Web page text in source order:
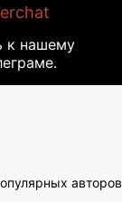
к нашему
авторов